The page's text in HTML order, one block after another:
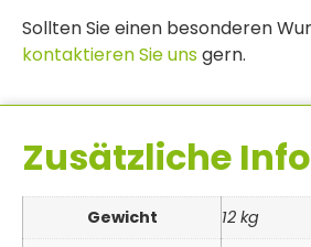
Sollten Sie einen besonderen
kontaktieren Sie unsgern.
Zusätzliche
Gewicht
12 kg